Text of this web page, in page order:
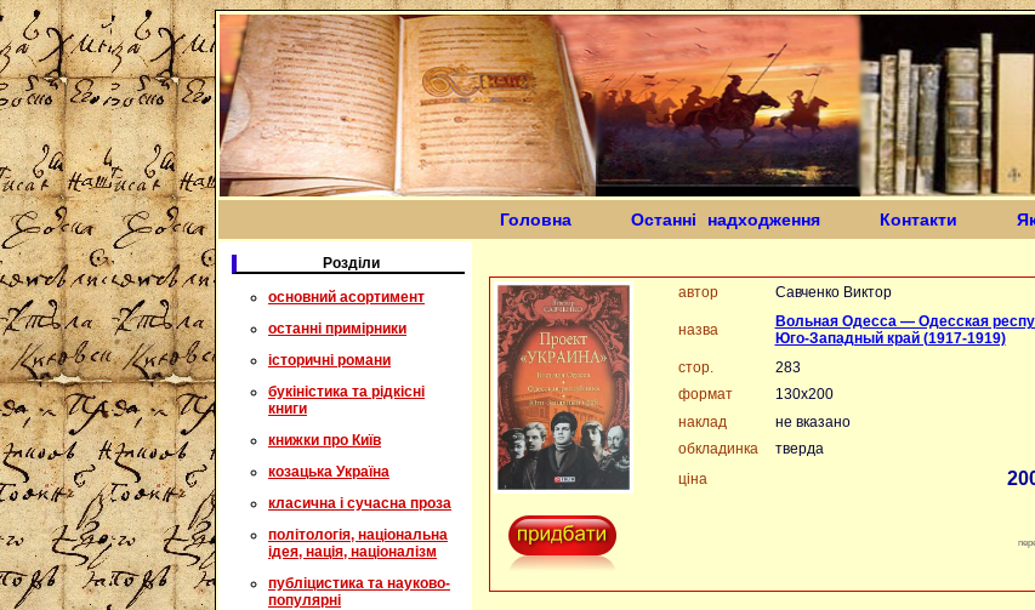
Головна Останні надходження Контакти
Розділи
основний асортимент
останні примірники
історичні романи
букіністика та рідкісні
книги
книжки про Київ
козацька Україна
класична і сучасна проза
політологія, національна
ідея, нація, націоналізм
публіцистика та науково-
популярні
автор Савченко Виктор
назва
Вольная Одесса — Одесская
Юго-Западный край (1917-1919)
стор.
283
формат
130х200
наклад
не вказано
обкладинка
тверда
ціна